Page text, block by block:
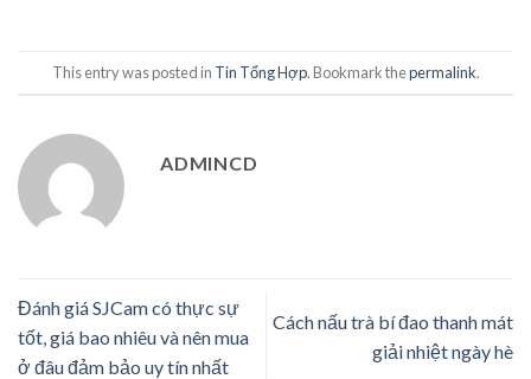
This entry was posted in Tin Tổng Hợp. Bookmark thepermalink.
ADMINCD
Đánh giá SJCam có thực sự
tốt, giá bao nhiêu và nên mua
ở đâu đảm bảo uy tín nhất
Cách nấu trà bí đao thanh mát
giải nhiệt ngày hè